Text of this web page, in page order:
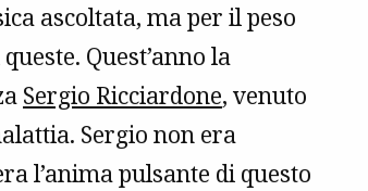
ascoltata, ma per il peso
Quest’anno la
Sergio Ricciardone, venuto
Sergio non era
l’anima pulsante di questo